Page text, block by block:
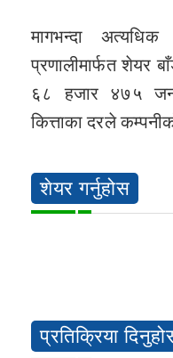
मागभन्दा
प्रणालीमार्फत शेयर
६८ हजार ४७५
कित्ताका दरले
शेयर गर्नुहोस
प्रतिक्रिया